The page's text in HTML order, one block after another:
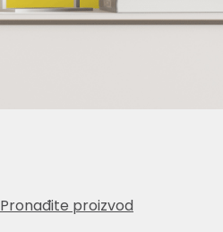
Pronađite proizvod